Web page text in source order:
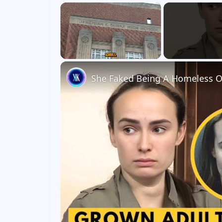
×
She Faked Being A Homeless